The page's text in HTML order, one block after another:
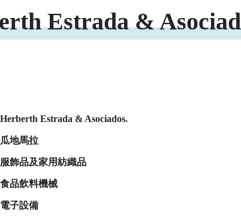
Estrada &
Herberth Estrada & Asociados.
瓜地馬拉
服飾品及家用紡織品
食品飲料機械
電子設備